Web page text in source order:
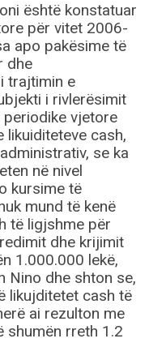
është konstatuar
për vitet 2006-
apo pakësime të
dhe
trajtimin e
i rivlerësimit
periodike vjetore
likuiditeteve cash,
se ka
në nivel
kursime të
mund të kenë
të ligjshme për
dhe krijimit
1.000.000 lekë,
Nino dhe shton se,
likujditetet cash të
ai rezulton me
shumën rreth 1.2